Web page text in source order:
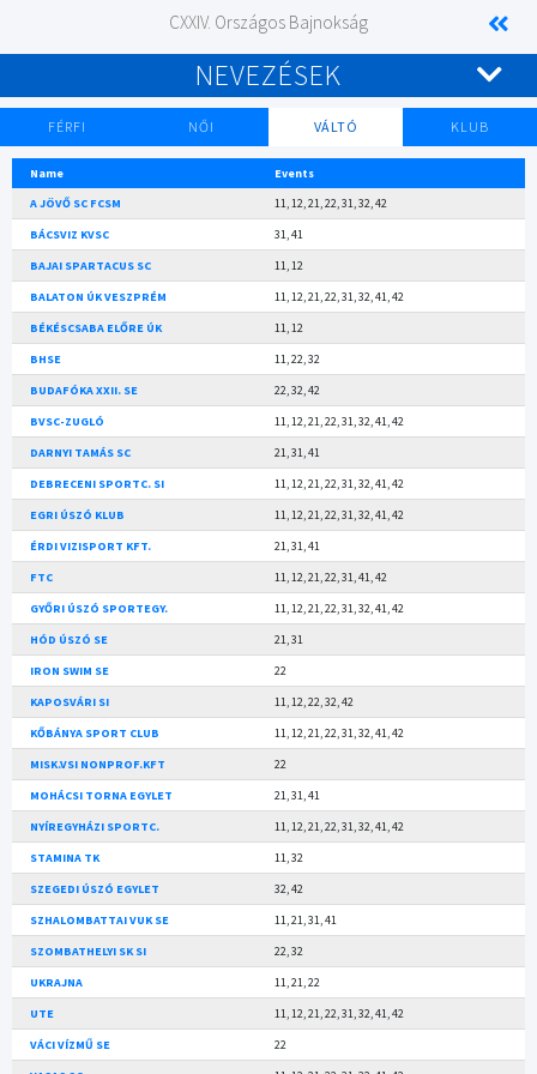
CXXIV. Országos Bajnokság
NEVEZÉSEK
FÉRFI NŐI VÁLTÓ KLUB
Name
Events
A JÖVŐ SC FCSM
11, 12, 21, 22, 31, 32, 42
BÁCSVIZ KVSC
31, 41
BAJAI SPARTACUS SC
11, 12
BALATON ÚK VESZPRÉM
11, 12, 21, 22, 31, 32, 41, 42
BÉKÉSCSABA ELŐRE ÚK
11, 12
BHSE
11, 22, 32
BUDAFÓKA XXII. SE
22, 32, 42
BVSC-ZUGLÓ
11, 12, 21, 22, 31, 32, 41, 42
DARNYI TAMÁS SC
21, 31, 41
DEBRECENI SPORTC. SI
11, 12, 21, 22, 31, 32, 41, 42
EGRI ÚSZÓ KLUB
11, 12, 21, 22, 31, 32, 41, 42
ÉRDI VIZISPORT KFT.
21, 31, 41
FTC
11, 12, 21, 22, 31, 41, 42
GYŐRI ÚSZÓ SPORTEGY.
11, 12, 21, 22, 31, 32, 41, 42
HÓD ÚSZÓ SE
21, 31
IRON SWIM SE
22
KAPOSVÁRI SI
11, 12, 22, 32, 42
KŐBÁNYA SPORT CLUB
11, 12, 21, 22, 31, 32, 41, 42
MISK.VSI NONPROF.KFT
22
MOHÁCSI TORNA EGYLET
21, 31, 41
NYÍREGYHÁZI SPORTC.
11, 12, 21, 22, 31, 32, 41, 42
STAMINA TK
11, 32
SZEGEDI ÚSZÓ EGYLET
32, 42
SZHALOMBATTAI VUK SE
11, 21, 31, 41
SZOMBATHELYI SK SI
22, 32
UKRAJNA
11, 21, 22
UTE
11, 12, 21, 22, 31, 32, 41, 42
VÁCI VÍZMŰ SE
22